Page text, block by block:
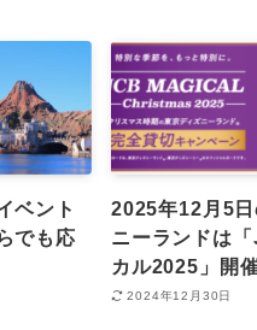
ベント
でも応
2025年12月5
ニーランドは
カル2025」開催
2024年12月30日